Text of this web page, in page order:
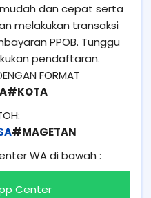
dan cepat serta
melakukan transaksi
PPOB. Tunggu
pendaftaran.
FORMAT
#MAGETAN
WA di bawah :
Center